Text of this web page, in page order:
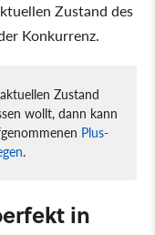
Zustand des
Konkurrenz.
Zustand
wollt, dann kann
Plus-
.
in